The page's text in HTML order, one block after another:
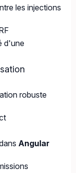
les injections
d'une
robuste
Angular